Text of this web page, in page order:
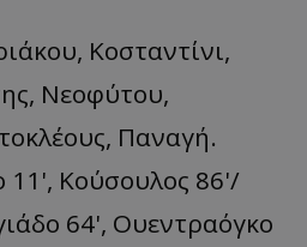
Κοσταντίνι,
Νεοφύτου,
Παναγή.
11', Κούσουλος 86'/
64', Ουεντραόγκο